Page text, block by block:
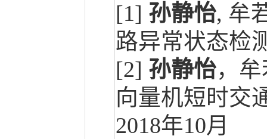
[1] 孙静怡, 牟
路异常状态检
[2] 孙静怡，
向量机短时交
2018年10月